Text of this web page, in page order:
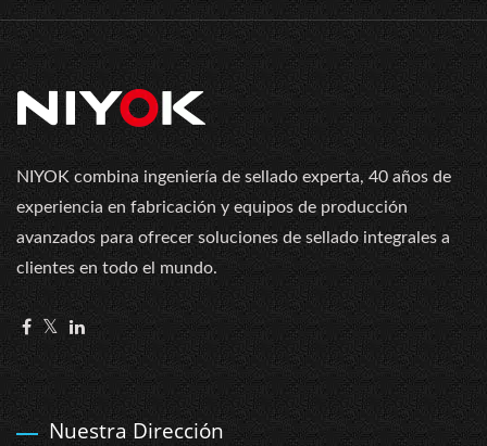
NIYOK combina ingeniería de sellado experta, 40 años de
experiencia en fabricación y equipos de producción
avanzados para ofrecer soluciones de sellado integrales a
clientes en todo el mundo.
Nuestra Dirección